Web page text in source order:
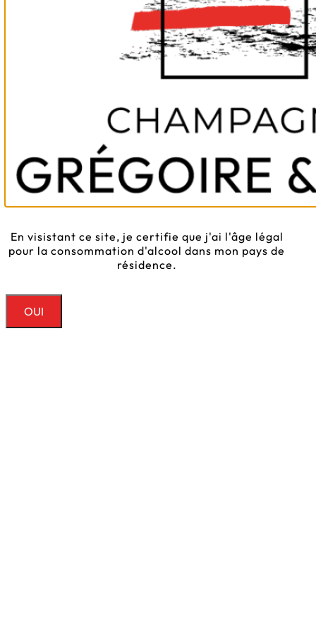
En visistant ce site, je certifie que j'ai l'âge légal
pour la consommation d'alcool dans mon pays de
résidence.
OUI